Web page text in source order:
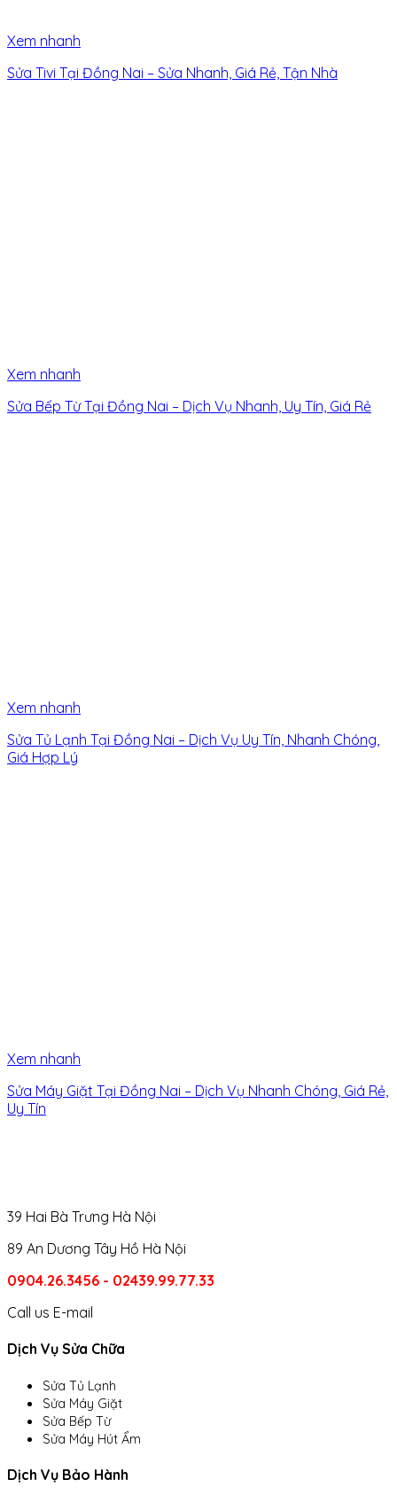
Xem nhanh
Sửa Tivi Tại Đồng Nai – Sửa Nhanh, Giá Rẻ, Tận Nhà
Xem nhanh
Sửa Bếp Từ Tại Đồng Nai – Dịch Vụ Nhanh, Uy Tín, Giá Rẻ
Xem nhanh
Sửa Tủ Lạnh Tại Đồng Nai – Dịch Vụ Uy Tín, Nhanh Chóng,
Giá Hợp Lý
Xem nhanh
Sửa Máy Giặt Tại Đồng Nai – Dịch Vụ Nhanh Chóng, Giá Rẻ,
Uy Tín
39 Hai Bà Trưng Hà Nội
89 An Dương Tây Hồ Hà Nội
0904.26.3456 - 02439.99.77.33
Call us E-mail
Dịch Vụ Sửa Chữa
Sửa Tủ Lạnh
Sửa Máy Giặt
Sửa Bếp Từ
Sửa Máy Hút Ẩm
Dịch Vụ Bảo Hành